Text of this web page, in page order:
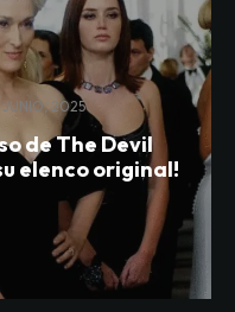
2025
de The Devil
elenco original!